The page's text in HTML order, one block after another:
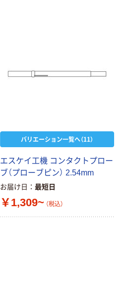
バリエーション一覧へ（11）
エスケイ工機 コンタクトプロー
ブ（プローブピン） 2.54mm
お届け日 最短日
￥1,309~ （税込）